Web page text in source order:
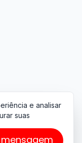
mensagem
e analisar
suas